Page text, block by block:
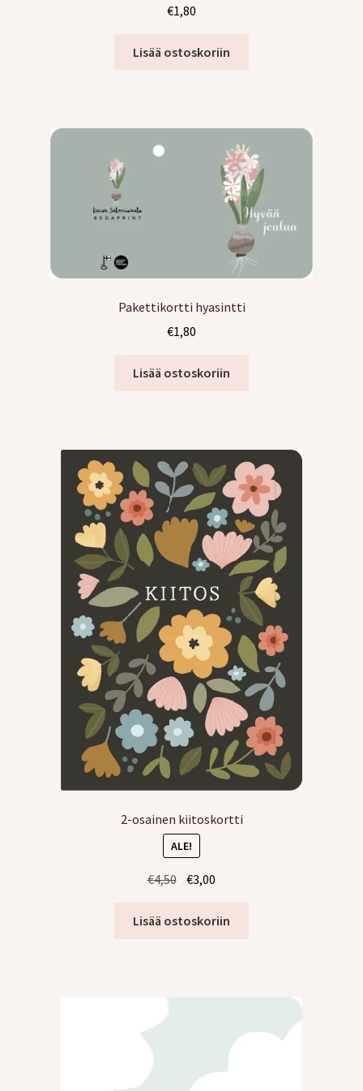
€1,80
Lisää ostoskoriin
Pakettikortti hyasintti
€1,80
Lisää ostoskoriin
2-osainen kiitoskortti
ALE!
€4,50 Alkuperäinen
oli:
€3,00
on:
Lisää ostoskoriin